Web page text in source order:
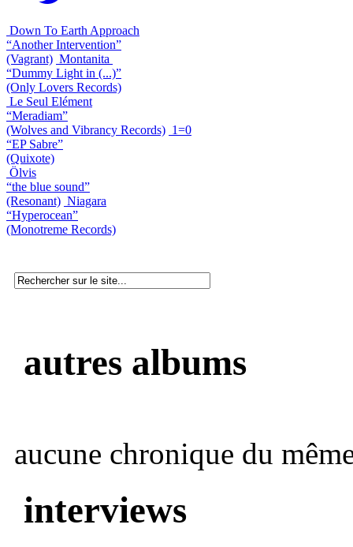
Down To Earth Approach
“Another Intervention”
(Vagrant) Montanita
“Dummy Light in (...)”
(Only Lovers Records)
Le Seul Elément
“Meradiam”
(Wolves and Vibrancy Records) 1=0
“EP Sabre”
(Quixote)
Ölvis
“the blue sound”
(Resonant) Niagara
“Hyperocean”
(Monotreme Records)
autres albums
aucune chronique du
interviews